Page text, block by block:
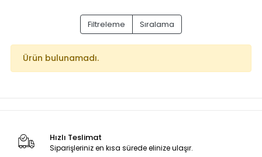
Filtreleme Sıralama
Ürün bulunamadı.
Hızlı Teslimat
Siparişleriniz en kısa sürede elinize ulaşır.